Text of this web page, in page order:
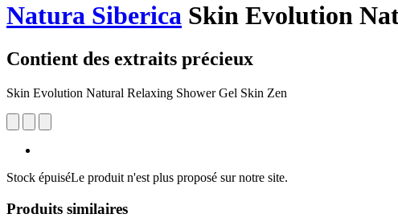
Natura Siberica Skin Evolution
Contient des extraits précieux
Skin Evolution Natural Relaxing Shower Gel Skin Zen
Stock épuiséLe produit n'est plus proposé sur notre site.
Produits similaires